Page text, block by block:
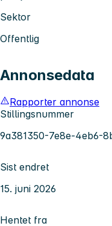
Sektor
Offentlig
Annonsedata
Rapporter annonse
Stillingsnummer
9a381350-7e8e-4eb6-
Sist endret
15. juni 2026
Hentet fra